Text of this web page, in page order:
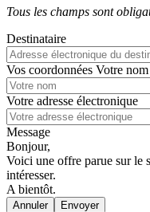
Tous les champs sont
Destinataire
Vos coordonnées Votre nom
Votre adresse électronique
Message
Bonjour,
Voici une offre parue sur le
intéresser.
A bientôt.
Annuler